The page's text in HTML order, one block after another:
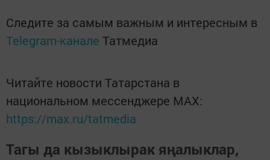
Следите за самым важным и интересным в
Telegram-канале Татмедиа
Читайте новости Татарстана в
национальном мессенджере MАХ:
https://max.ru/tatmedia
Тагы да кызыклырак яңалыклар,